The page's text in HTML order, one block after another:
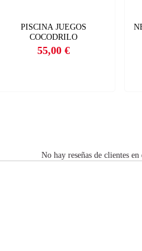
PISCINA JUEGOS
COCODRILO
Precio
55,00 €
No hay reseñas de clientes en